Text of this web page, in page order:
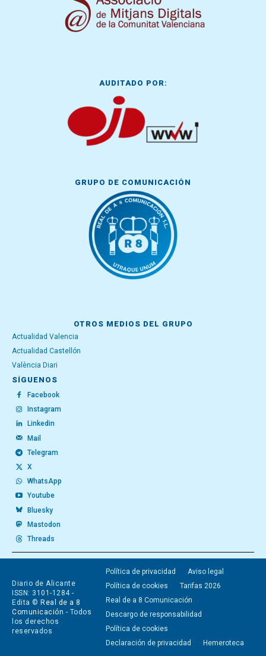
AUDITADO POR:
GRUPO DE COMUNICACIÓN
OTROS MEDIOS DEL GRUPO
Actualidad Valencia
Actualidad Castellón
València Diari
SÍGUENOS
Facebook
Instagram
Linkedin
Mail
Telegram
X
WhatsApp
Youtube
Bluesky
Mastodon
Threads
Diario de Alicante
ISSN: 3101-1284 -
Edita © Real de a 8
Comunicación - Todos
los derechos
reservados
Política de privacidad
Aviso legal
Política de cookies
Tarifas 2026
Real de a 8 Comunicación
Descargo de responsabilidad
Política de cookies
Declaración de privacidad
Hemeroteca